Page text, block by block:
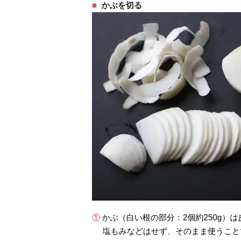
かぶを切る
① かぶ（白い根の部分：2個約250g）
塩もみなどはせず、そのまま使うこ